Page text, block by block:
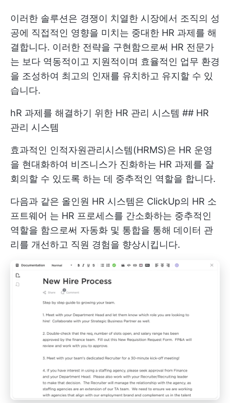
이러한 솔루션은 경쟁이 치열한 시장에서 조직의 성
공에 직접적인 영향을 미치는 중대한 HR 과제를 해
결합니다. 이러한 전략을 구현함으로써 HR 전문가
는 보다 역동적이고 지원적이며 효율적인 업무 환경
을 조성하여 최고의 인재를 유치하고 유지할 수 있
습니다.
hR 과제를 해결하기 위한 HR 관리 시스템 ## HR
관리 시스템
효과적인 인적자원관리시스템(HRMS)은 HR 운영
을 현대화하여 비즈니스가 진화하는 HR 과제를 잘
회의할 수 있도록 하는 데 중추적인 역할을 합니다.
다음과 같은 올인원 HR 시스템은 ClickUp의 HR 소
프트웨어 는 HR 프로세스를 간소화하는 중추적인
역할을 함으로써 자동화 및 통합을 통해 데이터 관
리를 개선하고 직원 경험을 향상시킵니다.